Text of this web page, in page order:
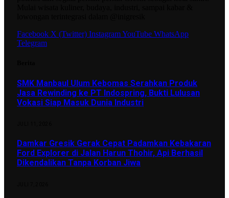
Facebook X (Twitter) InstagramYouTube WhatsApp
Telegram
SMK Manbaul Ulum Kebomas Serahkan Produk
Jasa Rewinding ke PT Indospring, Bukti Lulusan
Vokasi Siap Masuk Dunia Industri
Damkar Gresik Gerak Cepat Padamkan Kebakaran
Ford Explorer di Jalan Harun Thohir, Api Berhasil
Dikendalikan Tanpa Korban Jiwa